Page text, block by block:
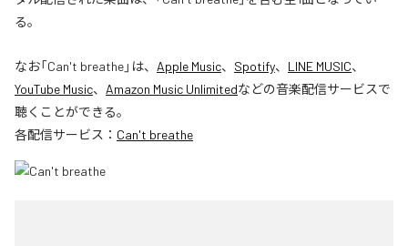
る。
なお「Can't breathe」は、 Apple Music、 Spotify、 LINE MUSIC、
YouTube Music、 Amazon Music Unlimitedなどの音楽配信サービスで
聴くことができる。
各配信サービス： Can't breathe